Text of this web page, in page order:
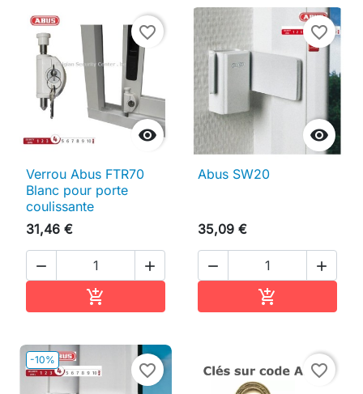

favorite_border
Verrou Abus FTR70
Blanc pour porte
coulissante
31,46 €
 


favorite_border
Abus SW20
35,09 €
 

-10%
favorite_border favorite_border